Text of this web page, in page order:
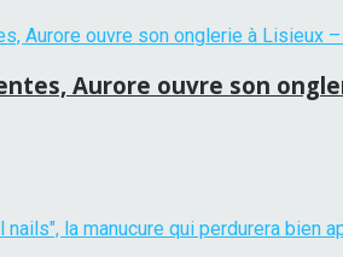
Aurore ouvre son